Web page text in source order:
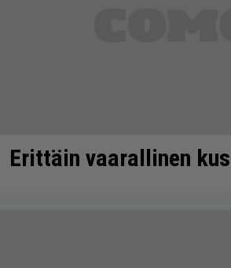
Erittäin vaarallinen